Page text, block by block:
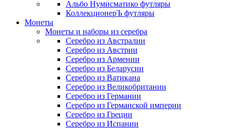
Альбо Нумисматико футляры
КоллекционерЪ футляры
Монеты
Монеты и наборы из серебра
Серебро из Австралии
Серебро из Австрии
Серебро из Армении
Серебро из Беларусии
Серебро из Ватикана
Серебро из Великобритании
Серебро из Германии
Серебро из Германской империи
Серебро из Греции
Серебро из Испании